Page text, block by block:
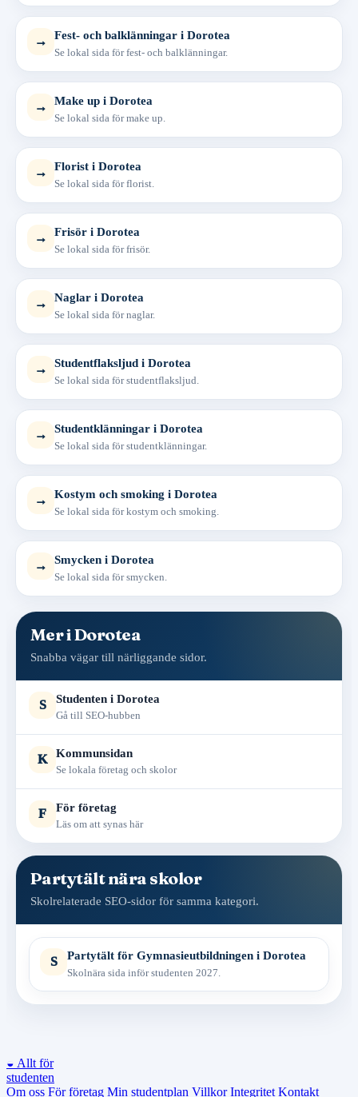
→ Fest- och balklänningar i Dorotea
Se lokal sida för fest- och balklänningar.
→ Make up i Dorotea
Se lokal sida för make up.
→ Florist i Dorotea
Se lokal sida för florist.
→ Frisör i Dorotea
Se lokal sida för frisör.
→ Naglar i Dorotea
Se lokal sida för naglar.
→ Studentflaksljud i Dorotea
Se lokal sida för studentflaksljud.
→ Studentklänningar i Dorotea
Se lokal sida för studentklänningar.
→ Kostym och smoking i Dorotea
Se lokal sida för kostym och smoking.
→ Smycken i Dorotea
Se lokal sida för smycken.
Mer i Dorotea
Snabba vägar till närliggande sidor.
S Studenten i Dorotea
Gå till SEO-hubben
K Kommunsidan
Se lokala företag och skolor
F För företag
Läs om att synas här
Partytält nära skolor
Skolrelaterade SEO-sidor för samma kategori.
S Partytält för Gymnasieutbildningen i Dorotea
Skolnära sida inför studenten 2027.
◒ Allt för
studenten
Om oss För företag Min studentplan Villkor Integritet Kontakt